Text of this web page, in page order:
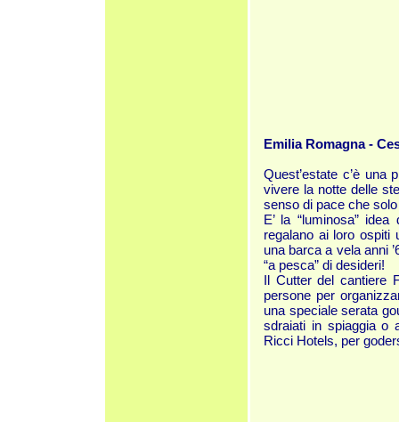
Emilia Romagna -
Quest’estate c’è una
vivere la notte delle
senso di pace che
E’ la “luminosa”
regalano ai loro ospiti
una barca a vela anni
“a pesca” di desideri!
Il Cutter del cantiere
persone per
una speciale serata
sdraiati in spiaggia o
Ricci Hotels, per